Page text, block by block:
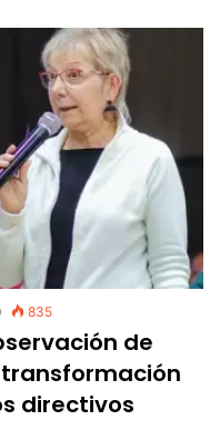
835
de
directivos